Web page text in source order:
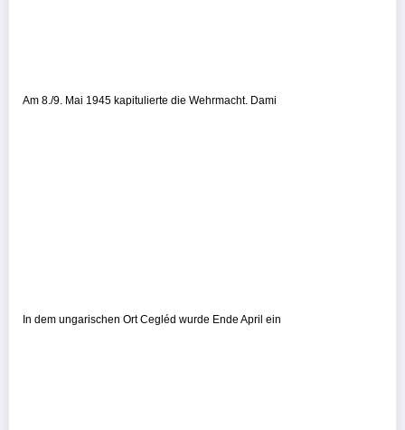
Am 8./9. Mai 1945 kapitulierte die Wehrmacht. Dami
In dem ungarischen Ort Cegléd wurde Ende April ein